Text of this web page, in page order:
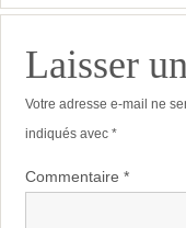
Laisser
Votre adresse e-mail ne
indiqués avec *
Commentaire *